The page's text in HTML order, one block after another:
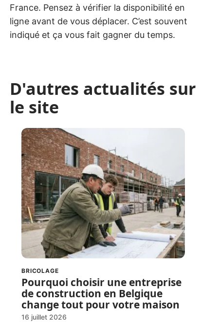
France. Pensez à vérifier la disponibilité en
ligne avant de vous déplacer. C’est souvent
indiqué et ça vous fait gagner du temps.
D'autres actualités sur
le site
BRICOLAGE
Pourquoi choisir une entreprise
de construction en Belgique
change tout pour votre maison
16 juillet 2026